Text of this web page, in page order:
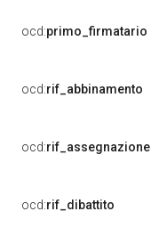
ocd:primo_firmatario
ocd:rif_abbinamento
ocd:rif_assegnazione
ocd:rif_dibattito